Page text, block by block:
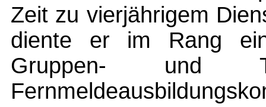
Zeit zu vierjährigem
diente er im Rang
Gruppen- und